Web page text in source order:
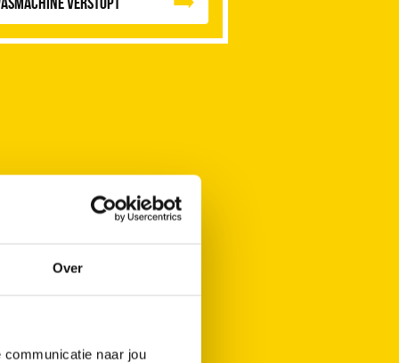
Over
naar jou